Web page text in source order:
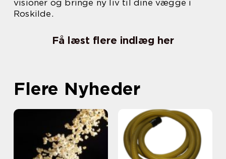
visioner og bringe ny liv til dine vægge i
Roskilde.
Få læst flere indlæg her
Flere Nyheder